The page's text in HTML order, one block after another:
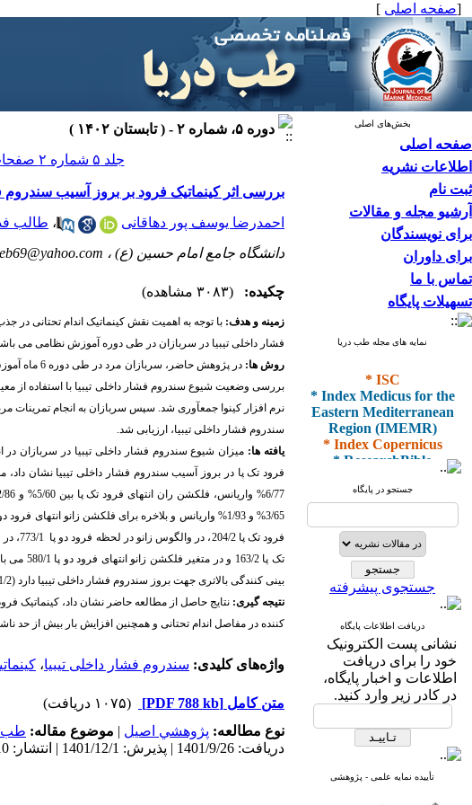
[صفحه اصلی ]
بخش‌های اصلی
صفحه اصلی
اطلاعات نشریه
ثبت نام
آرشیو مجله و مقالات
برای نویسندگان
برای داوران
تماس با ما
تسهیلات پایگاه
نمایه های مجله طب دریا
* ISC
* Index Medicus for the
Eastern Mediterranean
Region (IMEMR)
* Index Copernicus
* ResearchBible
* I2OR
* ROAD
* Scientific Indexing
Services
* SID
* Magiran
* Google Scholar
و دارای رتبه علمی
پژوهشی
از کمیسیون نشریات
وزارت بهداشت و درمان
* Index Medicus for the
جستجو در پایگاه
جستجوی پیشرفته
دریافت اطلاعات پایگاه
نشانی پست الکترونیک
خود را برای دریافت
اطلاعات و اخبار پایگاه،
در کادر زیر وارد کنید.
تأییده نمایه علمی - پژوهشی
دوره ۵، شماره ۲ - ( تابستان ۱۴۰۲ )
جلد ۵ شماره ۲ صفحات ۹۸-۹۰
بررسی اثر کینماتیک فرود بر بروز آسیب
احمدرضا یوسف پور دهاقانی ، طالب
دانشگاه جامع امام حسین (ع) ،
چکیده: (۳۰۸۳ مشاهده)
زمینه و هدف: با توجه به اهمیت نقش کینماتیک اندام تحتانی در
فشار داخلی تیبیا در سربازان در طی دوره آموزش نظامی می
روش­ ها: در پژوهش حاضر ، سربازان مرد در طی دوره 6 ماه آموزش نظامی در سال 1401 بررسی شدند که تعداد 116 نفر از آنها انتخاب گردیدند. در ابتدای دوره آموزشی
بررسی وضعیت شیوع سندروم فشار داخلی تیبیا با استفاده از
نرم افزار کینوا جمع­آوری شد.
سندروم فشار داخلی تیبیا، ارزیابی شد.
یافته ها: میزان شیوع سندروم فشار داخلی تیبیا در سربازان در
فرود تک پا در بروز آسیب سندروم فشار داخلی تیبیا نشان داد، مدل
6/77
%
3/65
%و 1/93 % واریانس و بلاخره برای فلکشن زانو انتهای فرود دو
تک پا
بینی کنندگی بالاتری جهت بروز سندروم فشار داخلی تیبیا دارد (491/2).
نتیجه ­گیری:نتایج حاصل از مطالعه حاضر نشان داد، کینماتیک
کننده در مفاصل اندام تحتانی و همچنین افزایش بار بیش از حد
واژه‌های کلیدی: سندروم فشار داخلی تیبیا،
متن کامل [PDF 788 kb]
(۱۰۷۵ دریافت)
نوع مطالعه: پژوهشي اصیل | موضوع مقاله: طب
دریافت: 1401/9/26 | پذیرش: 1401/12/1 | انتشار: 1401/12/10